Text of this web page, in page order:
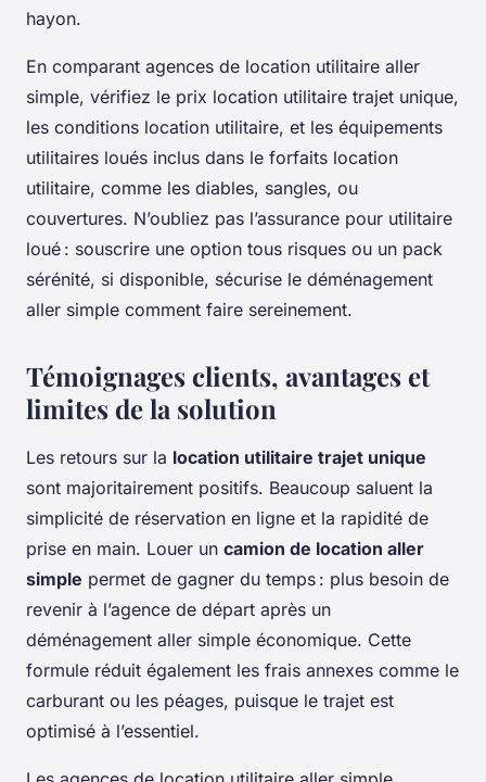
hayon.
En comparant agences de location utilitaire aller
simple, vérifiez le prix location utilitaire trajet unique,
les conditions location utilitaire, et les équipements
utilitaires loués inclus dans le forfaits location
utilitaire, comme les diables, sangles, ou
couvertures. N’oubliez pas l’assurance pour utilitaire
loué : souscrire une option tous risques ou un pack
sérénité, si disponible, sécurise le déménagement
aller simple comment faire sereinement.
Témoignages clients, avantages et
limites de la solution
Les retours sur la location utilitaire trajet unique
sont majoritairement positifs. Beaucoup saluent la
simplicité de réservation en ligne et la rapidité de
prise en main. Louer un camion de location aller
simple permet de gagner du temps : plus besoin de
revenir à l’agence de départ après un
déménagement aller simple économique. Cette
formule réduit également les frais annexes comme le
carburant ou les péages, puisque le trajet est
optimisé à l’essentiel.